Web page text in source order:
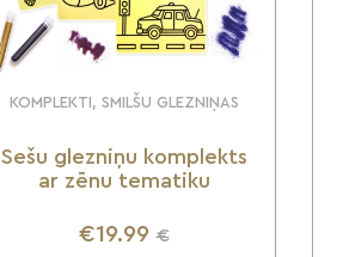
KOMPLEKTI, SMILŠU GLEZNIŅAS
Sešu glezniņu komplekts
ar zēnu tematiku
€19.99 €